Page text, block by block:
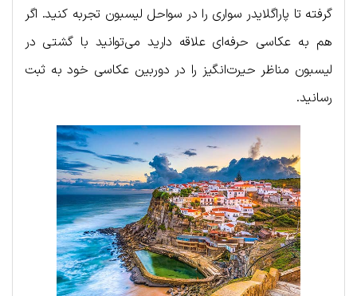
گرفته تا پاراگلایدر سواری را در سواحل لیسبون تجربه کنید. اگر
هم به عکاسی حرفه‌ای علاقه دارید می‌توانید با گشتی در
لیسبون مناظر حیرت‌انگیز را در دوربین عکاسی خود به ثبت
رسانید.